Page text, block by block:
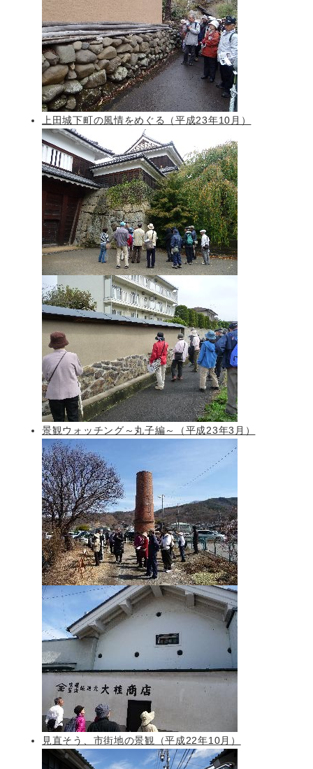
上田城下町の風情をめぐる（平成23年10月）
景観ウォッチング～丸子編～（平成23年3月）
見直そう、市街地の景観（平成22年10月）